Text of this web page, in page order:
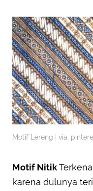
Motif Lereng | via:
Motif Nitik
karena dulunya